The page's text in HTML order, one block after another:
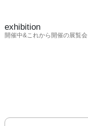
exhibition
開催中&これから開催の展覧会